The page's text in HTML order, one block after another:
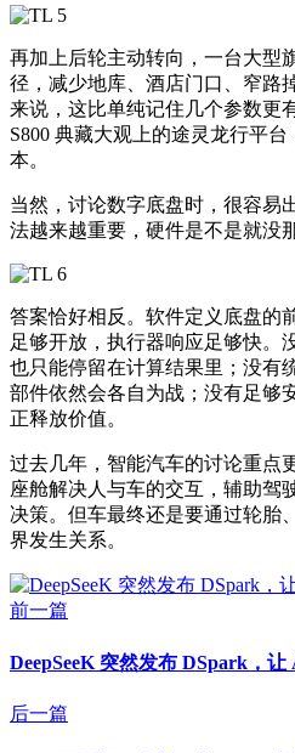
再加上后轮主动转向，一台大型
径，减少地库、酒店门口、窄路
来说，这比单纯记住几个参数更
S800 典藏大观上的途灵龙行平
本。
当然，讨论数字底盘时，很容易
法越来越重要，硬件是不是就没
答案恰好相反。软件定义底盘的
足够开放，执行器响应足够快。
也只能停留在计算结果里；没有
部件依然会各自为战；没有足够
正释放价值。
过去几年，智能汽车的讨论重点
座舱解决人与车的交互，辅助驾
决策。但车最终还是要通过轮胎
界发生关系。
前一篇
DeepSeeK 突然发布 DSpark，让
后一篇